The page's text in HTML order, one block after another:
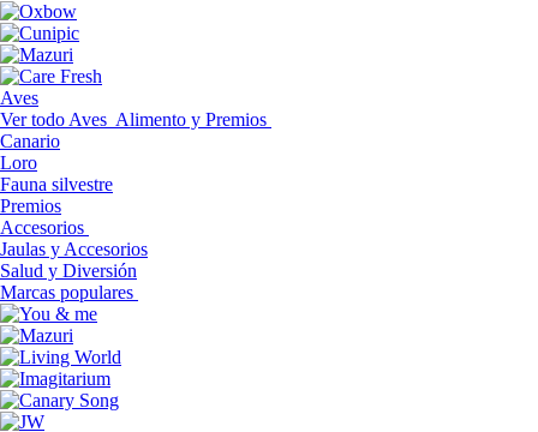
Aves
Ver todo Aves Alimento y Premios
Canario
Loro
Fauna silvestre
Premios
Accesorios
Jaulas y Accesorios
Salud y Diversión
Marcas populares